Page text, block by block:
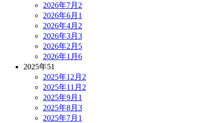
2026年7月 2
2026年6月 1
2026年4月 2
2026年3月 3
2026年2月 5
2026年1月 6
2025年51
2025年12月 2
2025年11月 2
2025年9月 1
2025年8月 3
2025年7月 1